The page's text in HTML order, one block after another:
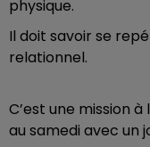
physique.
Il doit savoir se
relationnel.
C’est une mission
au samedi avec un